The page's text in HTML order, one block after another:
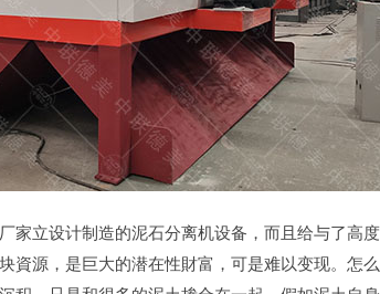
家立设计制造的泥石分离机设备，而且给与了高
資源，是巨大的潜在性財富，可是难以变现。怎